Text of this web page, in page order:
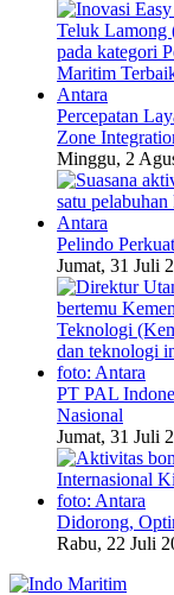
Percepatan
Zone
Minggu, 2
Pelindo
Jumat, 31 Juli
PT PAL
Nasional
Jumat, 31 Juli
Didorong,
Rabu, 22 Juli